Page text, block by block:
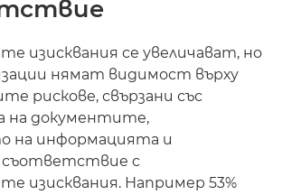
изисквания се увеличават, но
нямат видимост върху
рискове, свързани със
на документите,
на информацията и
с
изисквания. Например 53%